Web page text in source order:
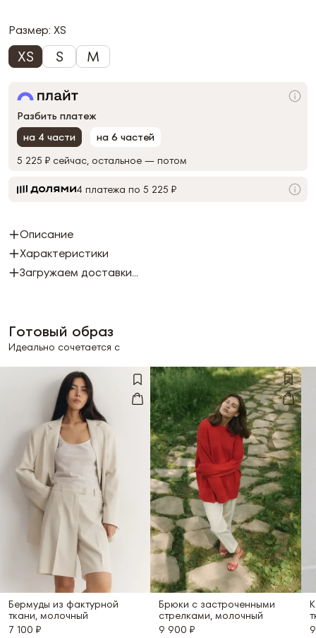
Размер: XS
XS S M
Разбить платеж
на 4 части
на 6 частей
5 225 ₽ сейчас, остальное — потом
4 платежа по 5 225 ₽
Описание
Характеристики
Загружаем доставки...
Готовый образ
Идеально сочетается с
Бермуды из фактурной
ткани, молочный
7 100 ₽
Брюки с застроченными
стрелками, молочный
9 900 ₽